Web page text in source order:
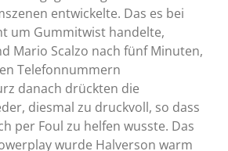
entwickelte. Das es bei
um Gummitwist handelte,
Mario Scalzo nach fünf Minuten,
Telefonnummern
danach drückten die
diesmal zu druckvoll, so dass
per Foul zu helfen wusste. Das
wurde Halverson warm